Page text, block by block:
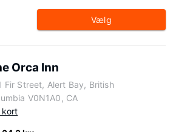
Vælg
Orca Inn
Fir Street, Alert Bay, British
V0N1A0, CA
kort